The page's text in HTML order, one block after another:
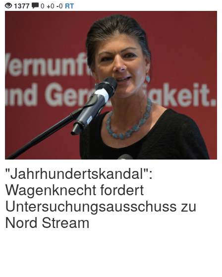
1377 0 +0 -0 RT
"Jahrhundertskandal":
Wagenknecht fordert
Untersuchungsausschuss zu
Nord Stream